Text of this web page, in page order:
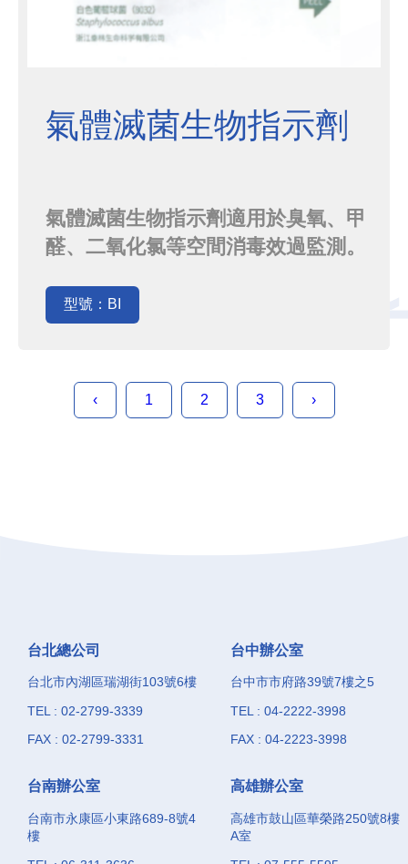
氣體滅菌生物指示劑
氣體滅菌生物指示劑適用於臭氧、甲
醛、二氧化氯等空間消毒效過監測。
球菌8032及萎縮芽孢桿菌ATCC9372
為指示微生物的生物指示劑，廣泛應
型號：BI
‹ 1 2 3 ›
台北總公司
台北市內湖區瑞湖街103號6樓
TEL : 02-2799-3339
FAX : 02-2799-3331
台中辦公室
台中市市府路39號7樓之5
TEL : 04-2222-3998
FAX : 04-2223-3998
台南辦公室
台南市永康區小東路689-8號4
樓
高雄辦公室
高雄市鼓山區華榮路250號8樓
A室